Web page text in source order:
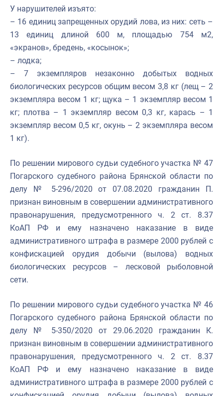
У нарушителей изъято:
– 16 единиц запрещенных орудий лова, из них: сеть –
13 единиц длиной 600 м, площадью 754 м2,
«экранов», бредень, «косынок»;
– лодка;
– 7 экземпляров незаконно добытых водных
биологических ресурсов общим весом 3,8 кг (лещ – 2
экземпляра весом 1 кг; щука – 1 экземпляр весом 1
кг; плотва – 1 экземпляр весом 0,3 кг, карась – 1
экземпляр весом 0,5 кг, окунь – 2 экземпляра весом
1 кг).
По решении мирового судьи судебного участка № 47
Погарского судебного района Брянской области по
делу № 5-296/2020 от 07.08.2020 гражданин П.
признан виновным в совершении административного
правонарушения, предусмотренного ч. 2 ст. 8.37
КоАП РФ и ему назначено наказание в виде
административного штрафа в размере 2000 рублей с
конфискацией орудия добычи (вылова) водных
биологических ресурсов – лесковой рыболовной
сети.
По решении мирового судьи судебного участка № 46
Погарского судебного района Брянской области по
делу № 5-350/2020 от 29.06.2020 гражданин К.
признан виновным в совершении административного
правонарушения, предусмотренного ч. 2 ст. 8.37
КоАП РФ и ему назначено наказание в виде
административного штрафа в размере 2000 рублей с